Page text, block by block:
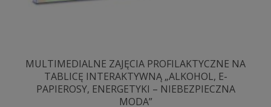
MULTIMEDIALNE ZAJĘCIA PROFILAKTYCZNE NA
TABLICĘ INTERAKTYWNĄ „ALKOHOL, E-
PAPIEROSY, ENERGETYKI – NIEBEZPIECZNA
MODA”